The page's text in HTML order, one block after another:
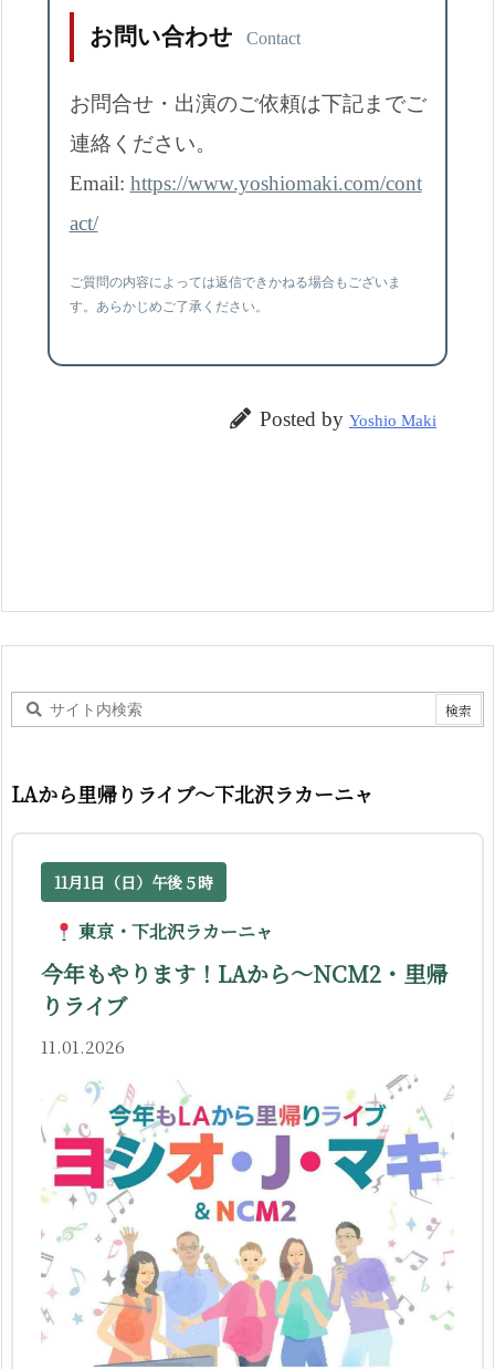
お問い合わせ Contact
お問合せ・出演のご依頼は下記までご
連絡ください。
Email: https://www.yoshiomaki.com/cont
act/
ご質問の内容によっては返信できかねる場合もございま
す。あらかじめご了承ください。
Posted by Yoshio Maki
LAから里帰りライブ〜下北沢ラカーニャ
11月1日（日）午後５時
東京・下北沢ラカーニャ
今年もやります！LAから〜NCM2・里帰
りライブ
11.01.2026